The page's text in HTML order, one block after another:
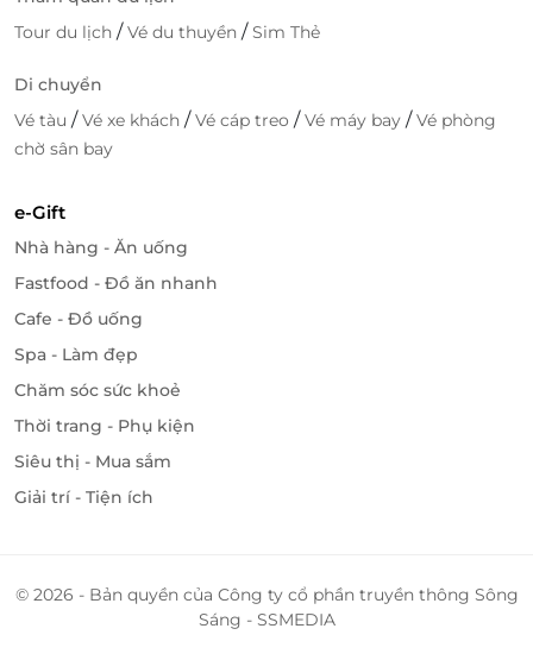
Tour du lịch /Vé du thuyền /Sim Thẻ
Di chuyển
Vé tàu /Vé xe khách /Vé cáp treo /Vé máy bay /Vé phòng
chờ sân bay
e-Gift
Nhà hàng - Ăn uống
Fastfood - Đồ ăn nhanh
Cafe - Đồ uống
Spa - Làm đẹp
Chăm sóc sức khoẻ
Thời trang - Phụ kiện
Siêu thị - Mua sắm
Giải trí - Tiện ích
© 2026 - Bản quyền của Công ty cổ phần truyền thông Sông
Sáng - SSMEDIA